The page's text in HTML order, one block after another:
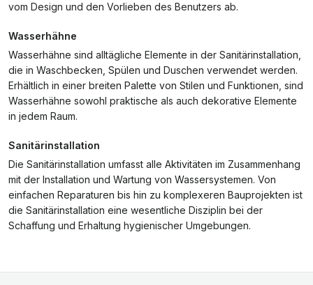
vom Design und den Vorlieben des Benutzers ab.
Wasserhähne
Wasserhähne sind alltägliche Elemente in der Sanitärinstallation,
die in Waschbecken, Spülen und Duschen verwendet werden.
Erhältlich in einer breiten Palette von Stilen und Funktionen, sind
Wasserhähne sowohl praktische als auch dekorative Elemente
in jedem Raum.
Sanitärinstallation
Die Sanitärinstallation umfasst alle Aktivitäten im Zusammenhang
mit der Installation und Wartung von Wassersystemen. Von
einfachen Reparaturen bis hin zu komplexeren Bauprojekten ist
die Sanitärinstallation eine wesentliche Disziplin bei der
Schaffung und Erhaltung hygienischer Umgebungen.